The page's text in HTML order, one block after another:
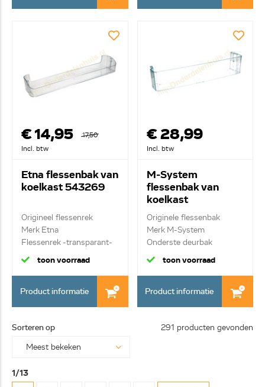
€ 14,95
17,50
Incl. btw
Etna flessenbak van
koelkast 543269
Origineel flessenrek
Merk Etna
Flessenrek -transparant-
toon voorraad
Product informatie
€ 28,99
Incl. btw
M-System
flessenbak van
koelkast
1.06.TQ0873-015
Originele flessenbak
Merk M-System
Onderste deurbak
toon voorraad
Product informatie
Sorteren op 291 producten gevonden
1/13